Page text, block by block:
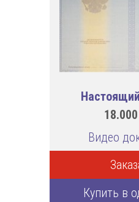
18.000
Видео
Купить в